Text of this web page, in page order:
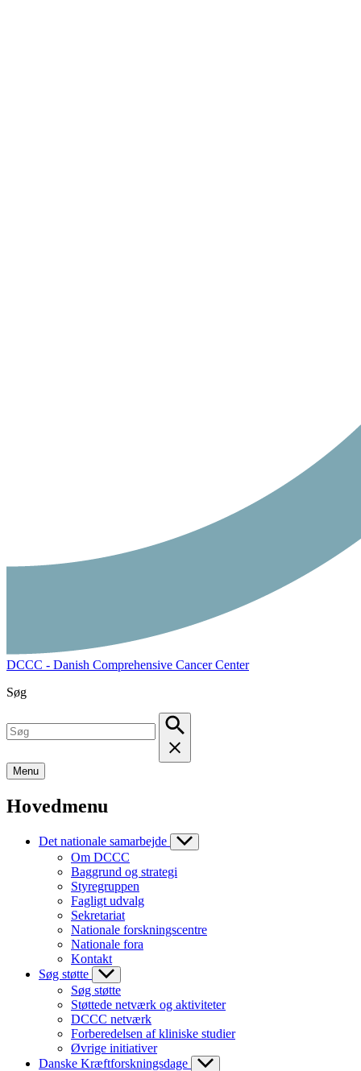
DCCC - Danish Comprehensive Cancer Center
Søg
Menu
Hovedmenu
Det nationale samarbejde
Om DCCC
Baggrund og strategi
Styregruppen
Fagligt udvalg
Sekretariat
Nationale forskningscentre
Nationale fora
Kontakt
Søg støtte
Søg støtte
Støttede netværk og aktiviteter
DCCC netværk
Forberedelsen af kliniske studier
Øvrige initiativer
Danske Kræftforskningsdage